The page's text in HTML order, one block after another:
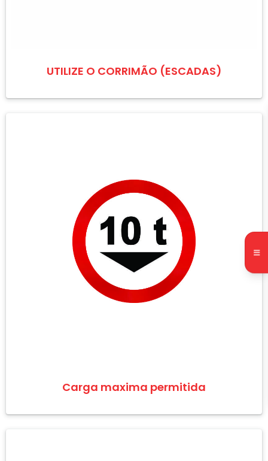
UTILIZE O CORRIMÃO (ESCADAS)
Carga maxima permitida